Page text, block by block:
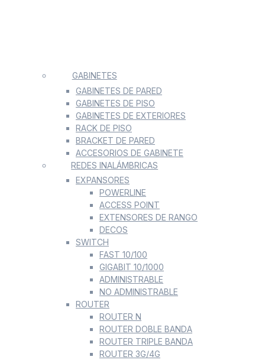
GABINETES
GABINETES DE PARED
GABINETES DE PISO
GABINETES DE EXTERIORES
RACK DE PISO
BRACKET DE PARED
ACCESORIOS DE GABINETE
REDES INALÁMBRICAS
EXPANSORES
POWERLINE
ACCESS POINT
EXTENSORES DE RANGO
DECOS
SWITCH
FAST 10/100
GIGABIT 10/1000
ADMINISTRABLE
NO ADMINISTRABLE
ROUTER
ROUTER N
ROUTER DOBLE BANDA
ROUTER TRIPLE BANDA
ROUTER 3G/4G